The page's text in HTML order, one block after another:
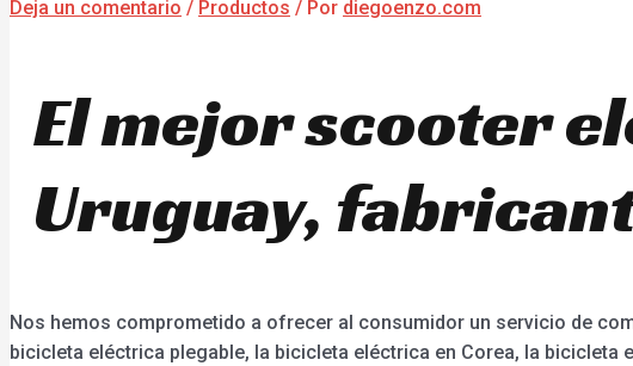
Deja un comentario / Productos / Por diegoenzo.com
El mejor scooter
Uruguay,
Nos hemos comprometido a ofrecer al consumidor un servicio de
bicicleta eléctrica plegable, la bicicleta eléctrica en Corea, la